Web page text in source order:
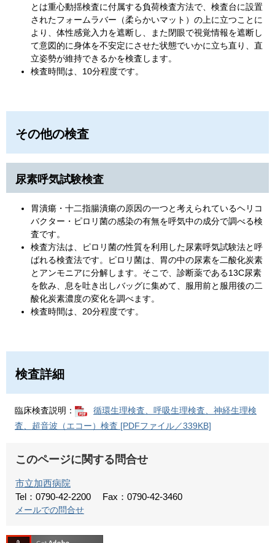
とは重心動揺検査に付属する負荷検査方法で、検査台に設置
されたフォームラバー（柔らかいマット）の上に立つことに
より、体性感覚入力を遮断し、また閉眼で視覚情報を遮断し
て意図的に身体を不安定にさせた状態でいかに立ち直り、直
立姿勢が維持できるかを検査します。
検査時間は、10分程度です。
その他の検査
尿素呼気試験検査
胃潰瘍・十二指腸潰瘍の原因の一つと考えられているヘリコ
バクター・ピロリ菌の感染の有無を呼気中の成分で調べる検
査です。
検査方法は、ピロリ菌の性質を利用した尿素呼気試験法と呼
ばれる検査法です。ピロリ菌は、胃の中の尿素を二酸化炭素
とアンモニアに分解します。そこで、診断薬である13C尿素
を飲み、息を吐き出しバッグに集めて、服用前と服用後の二
酸化炭素濃度の変化を調べます。
検査時間は、20分程度です。
検査詳細
臨床検査説明：
循環生理検査、呼吸生理検査、神経生理検
査、超音波（エコー）検査 [PDFファイル／339KB]
このページに関する問合せ
市立加西病院
Tel：0790-42-2200
Fax：0790-42-3460
メールでの問合せ